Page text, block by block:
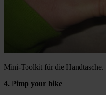
Mini-Toolkit für die Handtasche.
4. Pimp your bike